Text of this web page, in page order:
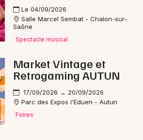
Loire
Le 04/09/2026
Salle Marcel Sembat - Chalon-sur-
Saône
Spectacle musical
Market Vintage et
Retrogaming AUTUN
17/09/2026 → 20/09/2026
Parc des Expos l'Eduen - Autun
Foires